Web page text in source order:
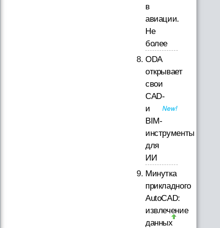
в
авиации.
Не
более
ODA
открывает
свои
CAD-
и
BIM-
инструменты
для
ИИ
Минутка
прикладного
AutoCAD:
извлечение
данных